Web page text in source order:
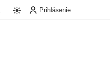
Prihlásenie